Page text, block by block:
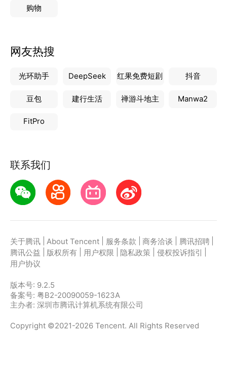
购物
网友热搜
光环助手 DeepSeek 红果免费短剧 抖音
豆包 建行生活 禅游斗地主 Manwa2
FitPro
联系我们
关于腾讯 About Tencent 服务条款 商务洽谈 腾讯招聘
腾讯公益
版权所有 用户权限 隐私政策 侵权投诉指引
用户协议
版本号: 9.2.5
备案号: 粤B2-20090059-1623A
主办者: 深圳市腾讯计算机系统有限公司
Copyright ©2021-2026 Tencent. All Rights Reserved